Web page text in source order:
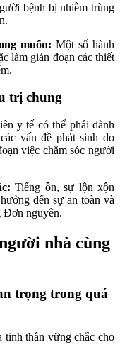
bệnh bị nhiễm trùng
muốn: Một số hành
làm gián đoạn các thiết
trị chung
y tế có thể phải dành
vấn đề phát sinh do
việc chăm sóc người
Tiếng ồn, sự lộn xộn
đến sự an toàn và
Đơn nguyên.
nhà cùng
trọng trong quá
tinh thần vững chắc cho